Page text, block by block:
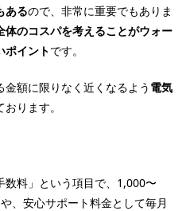
あるので、非常に重要でもありま
体のコスパを考えることがウォー
ポイントです。
額に限りなく近くなるよう 電気
おります。
料」という項目で、1,000〜
、安心サポート料金として毎月